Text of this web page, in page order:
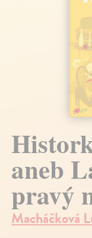
aneb
pravý
Macháčková